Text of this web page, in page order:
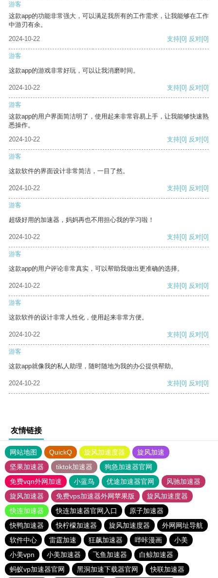
游客
这款app的功能非常强大，可以满足我所有的工作需求，让我能够在工作
中游刃有余。
2024-10-22
支持[0] 反对[0]
游客
这款app的游戏非常好玩，可以让我消磨时间。
2024-10-22 支持[0] 反对[0]
游客
这款app的用户界面简洁明了，使用起来非常容易上手，让我能够快速熟
悉操作。
2024-10-22
支持[0] 反对[0]
游客
这款软件的界面设计非常简洁，一目了然。
2024-10-22 支持[0] 反对[0]
游客
超级好用的加速器，妈妈再也不用担心我的学习啦！
2024-10-22 支持[0] 反对[0]
游客
这款app的用户评论非常真实，可以帮助我做出更准确的选择。
2024-10-22 支持[0] 反对[0]
游客
这款软件的设计非常人性化，使用起来非常方便。
2024-10-22 支持[0] 反对[0]
游客
这款app就像我的私人助理，随时随地为我的办公提供帮助。
2024-10-22 支持[0] 反对[0]
友情链接
网站地图 QuickQ 旋风加速度器
旋风加速
坚果加速器
tiktok加速器
狗急加速器官网
免费vqn外网加速
小蓝鸟 优途加速器官网
风驰加速器
旋风加速器
免费vps加速器外网苹果版
旋风加速度器
快连加速器
快连加速器官网入口
原子加速器
快鸭加速器
快柠檬加速器 旋风加速度器
外网网址导航
软件中心
雷霆加速 狂飙加速器 哔咔漫画
小美
小美vpn
小美加速器 飞鱼加速器
白鲸加速器
蚂蚁vp加速器官网
黑洞加速下载器官网 快联加速器